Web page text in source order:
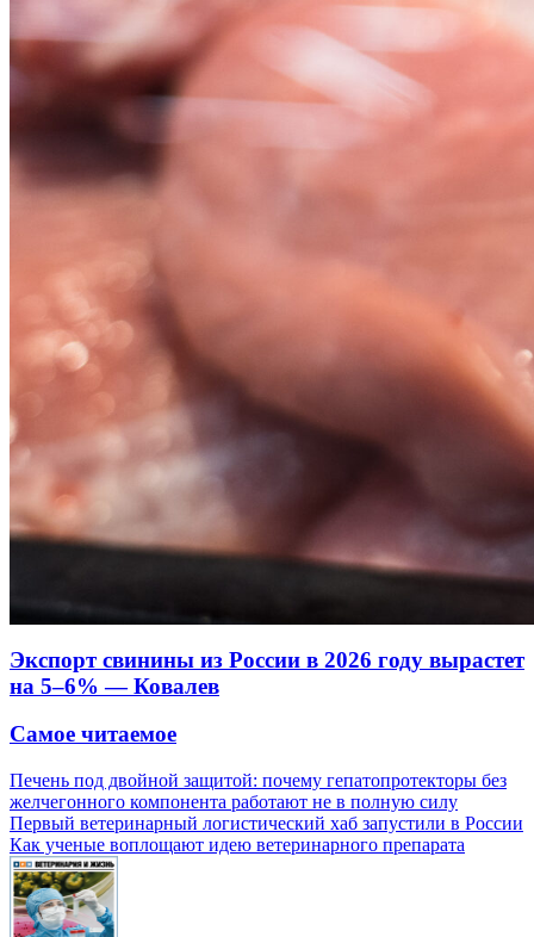
Экспорт свинины из России в 2026 году вырастет
на 5–6% — Ковалев
Самое читаемое
Печень под двойной защитой: почему гепатопротекторы без
желчегонного компонента работают не в полную силу
Первый ветеринарный логистический хаб запустили в России
Как ученые воплощают идею ветеринарного препарата